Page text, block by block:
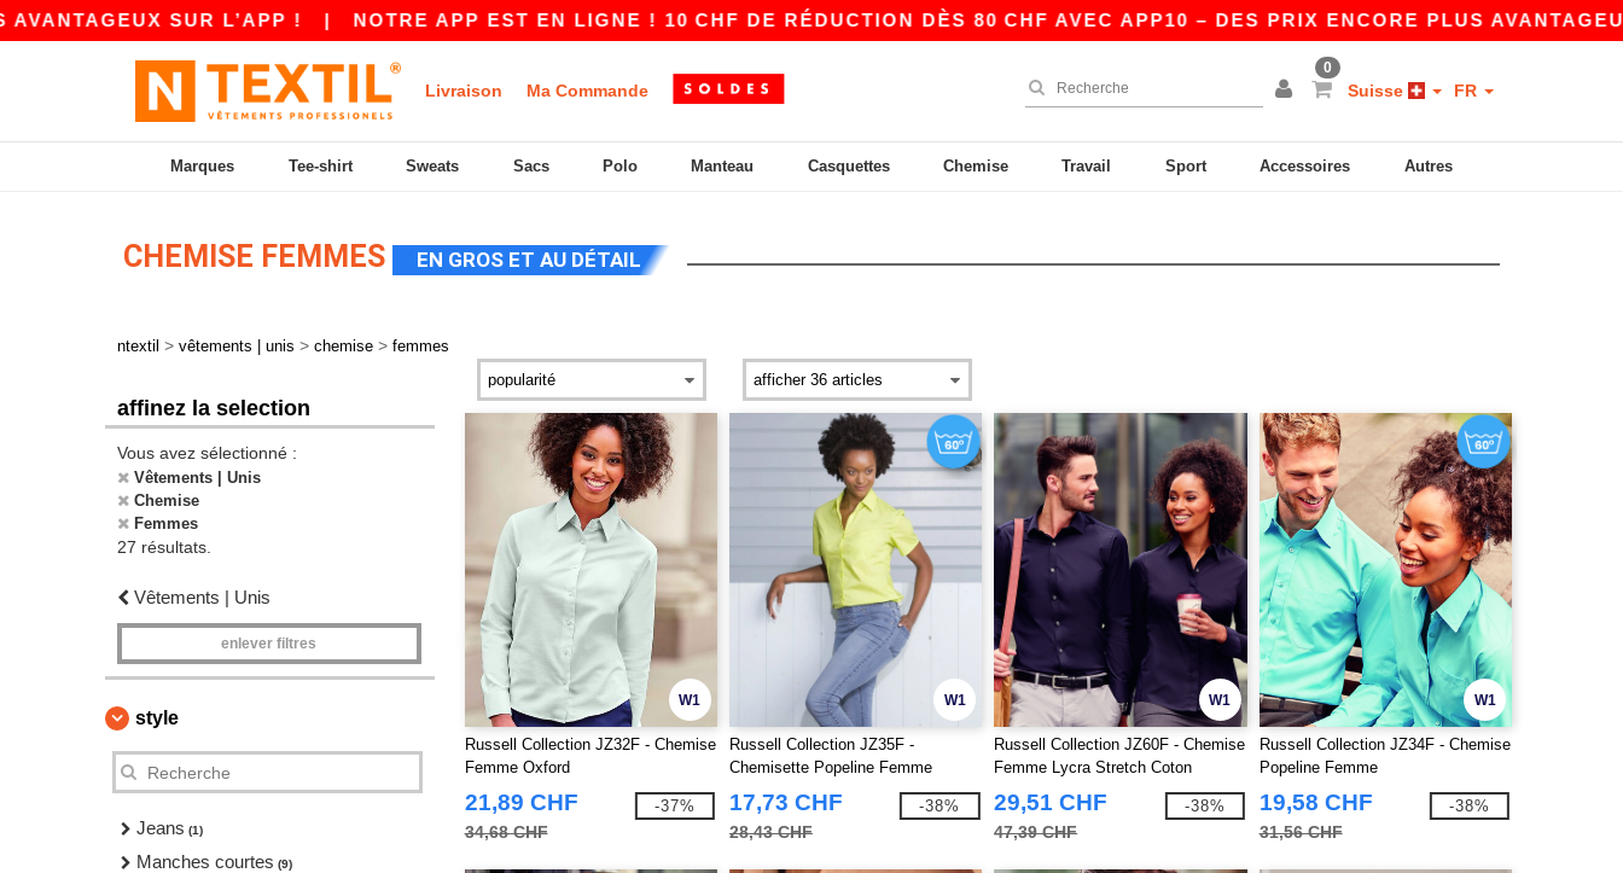
SUR L’APP ! |NOTRE APP EST EN LIGNE ! 10 CHF DE RÉDUCTION DÈS 80 CHF AVEC APP10 – DES PRIX ENCORE PLUS AVANTAGEUX SUR
Livraison Ma Commande
0
Suisse FR
Marques Tee-shirt Sweats Sacs Polo Manteau Casquettes Chemise Travail Sport Accessoires Autres
CHEMISE FEMMES EN GROS ET AU DÉTAIL
ntextil > vêtements | unis > chemise > femmes
affinez la selection
Vous avez sélectionné :
Vêtements | Unis
Chemise
Femmes
27 résultats.
Vêtements | Unis
enlever filtres
style
Jeans (1)
Manches courtes (9)
W1
Russell Collection JZ32F - Chemise
Femme Oxford
21,89 CHF
34,68 CHF
-37%
W1
Russell Collection JZ35F -
Chemisette Popeline Femme
17,73 CHF
28,43 CHF
-38%
W1
Russell Collection JZ60F - Chemise
Femme Lycra Stretch Coton
29,51 CHF
47,39 CHF
-38%
W1
Russell Collection JZ34F - Chemise
Popeline Femme
19,58 CHF
31,56 CHF
-38%